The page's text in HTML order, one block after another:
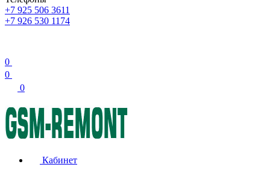
+7 925 506 3611
+7 926 530 1174
0
0
0
Кабинет